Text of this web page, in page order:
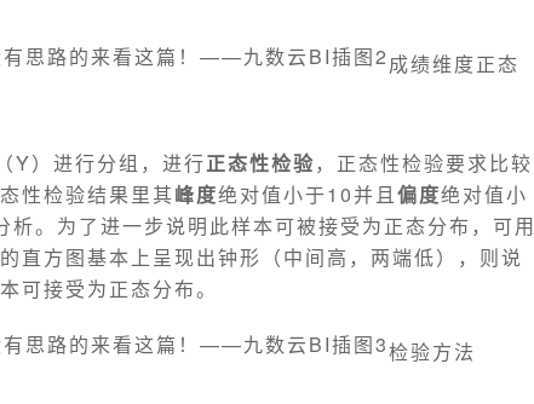
成绩维度正态
Y）进行分组，进行正态性检验，正态性检验要求比较
性检验结果里其峰度绝对值小于10并且偏度绝对值小
。为了进一步说明此样本可被接受为正态分布，可用
直方图基本上呈现出钟形（中间高，两端低），则说
可接受为正态分布。
检验方法